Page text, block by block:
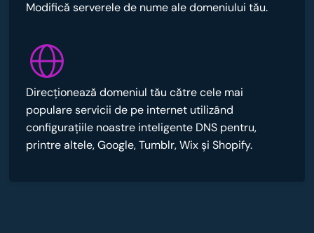
Modifică serverele de nume ale domeniului tău.
Direcționează domeniul tău către cele mai
populare servicii de pe internet utilizând
configurațiile noastre inteligente DNS pentru,
printre altele, Google, Tumblr, Wix și Shopify.